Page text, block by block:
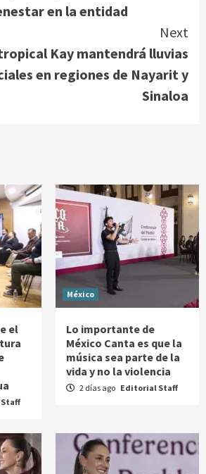
en la entidad
Next
Kay mantendrá lluvias
en regiones de Nayarit y
Sinaloa
el
México
Lo importante de
México Canta es que la
música sea parte de la
vida y no la violencia
2 días ago Editorial Staff